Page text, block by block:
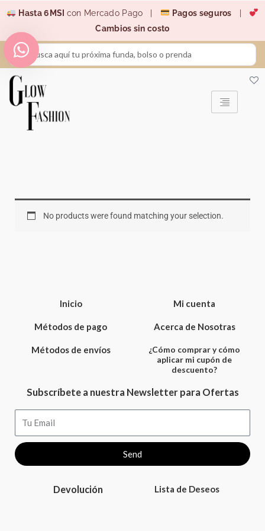
contenido
Hasta 6MSI con Mercado Pago | Pagos seguros
Cambios sin costo
Search
...
No products were found matching your selection.
Inicio
Métodos de pago
Métodos de envíos
Mi cuenta
Acerca de Nosotras
¿Cómo comprar y cómo
aplicar mi cupón de
descuento?
Subscríbete a nuestra Newsletter para Ofertas
Send
Devolución Lista de Deseos